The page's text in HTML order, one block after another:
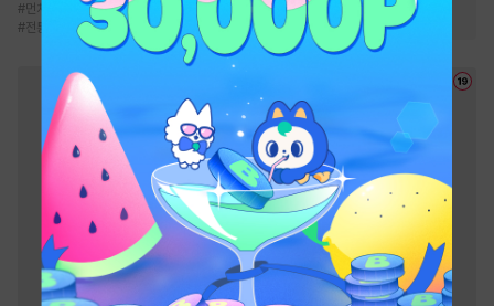
#먼치킨 비장함 #성장물
통쾌함
#전통무협
오해 # 운명적사랑